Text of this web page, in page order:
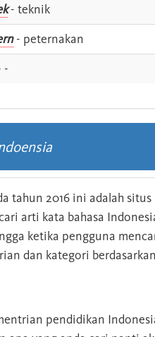
- teknik
- peternakan
-
tahun 2016 ini adalah situs
arti kata bahasa
ketika pengguna
dan kategori berdasarkan
pendidikan